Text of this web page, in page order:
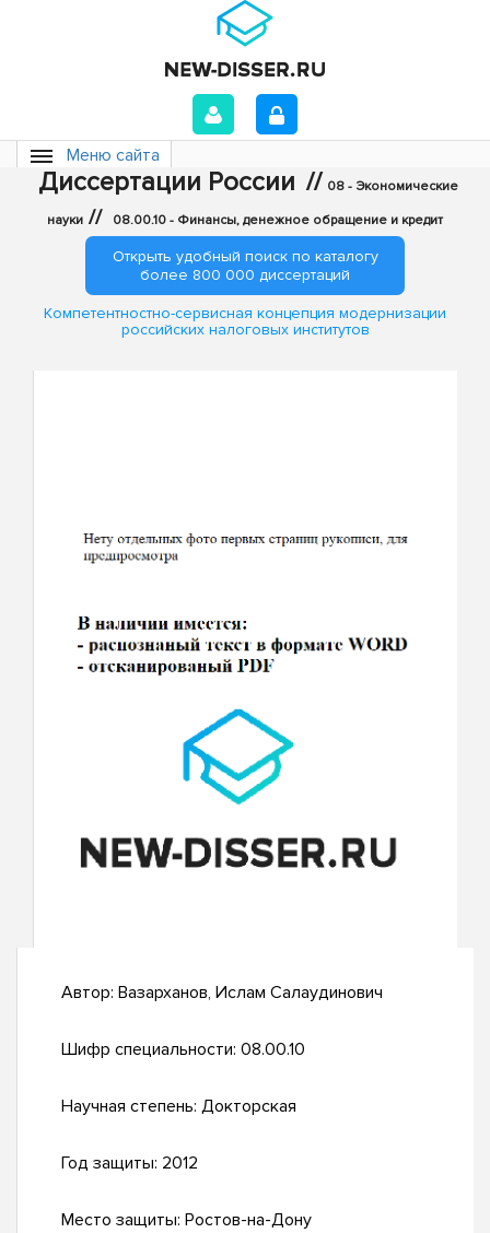
Меню сайта
Диссертации России // 08 - Экономические
науки // 08.00.10 - Финансы, денежное обращение и кредит
Открыть удобный поиск по каталогу
более 800 000 диссертаций
Компетентностно-сервисная концепция модернизации
российских налоговых институтов
Автор: Вазарханов, Ислам Салаудинович
Шифр специальности: 08.00.10
Научная степень: Докторская
Год защиты: 2012
Место защиты: Ростов-на-Дону